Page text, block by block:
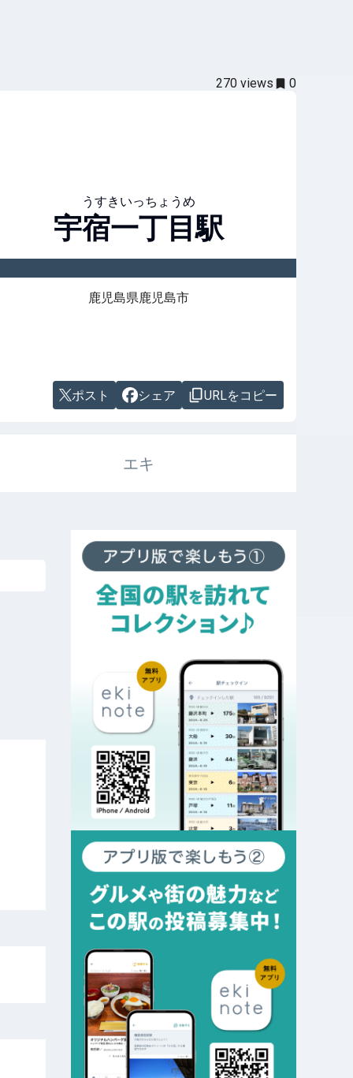
270 views 0
うすきいっちょうめ
宇宿一丁目駅
鹿児島県鹿児島市
ポスト シェア URLをコピー
エキ